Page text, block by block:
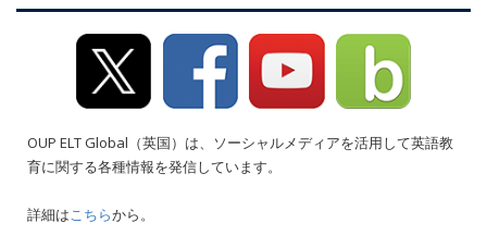
OUP ELT Global（英国）は、ソーシャルメディアを活用して英語教
育に関する各種情報を発信しています。
詳細はこちらから。